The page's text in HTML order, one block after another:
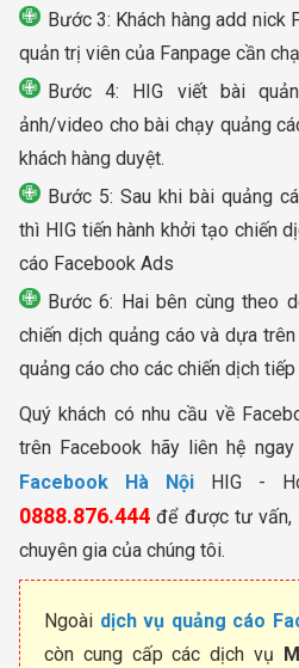
Bước 3: Khách hàng add nick
quản trị viên của Fanpage cần
Bước 4: HIG viết bài
ảnh/video cho bài chạy quảng
khách hàng duyệt.
Bước 5: Sau khi bài quảng
thì HIG tiến hành khởi tạo chiến
cáo Facebook Ads
Bước 6: Hai bên cùng theo
chiến dịch quảng cáo và dựa
quảng cáo cho các chiến dịch
Quý khách có nhu cầu về
trên Facebook hãy liên hệ
Facebook Hà Nội HIG -
0888.876.444 để được tư vấn,
chuyên gia của chúng tôi.
Ngoài dịch vụ quảng cáo
còn cung cấp các dịch vụ